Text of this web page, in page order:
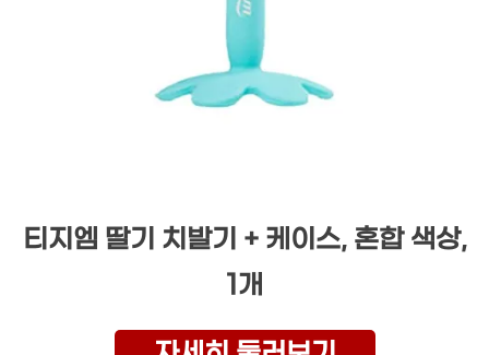
티지엠 딸기 치발기 + 케이스, 혼합 색상,
1개